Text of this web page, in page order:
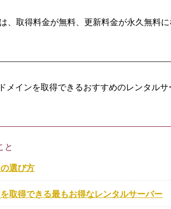
、取得料金が無料、更新料金が永久無料
メインを取得できるおすすめのレンタル
と
選び方
取得できる最もお得なレンタルサーバー